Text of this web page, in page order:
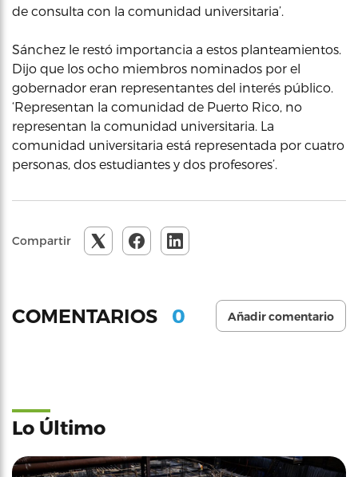
de consulta con la comunidad universitaria’.
Sánchez le restó importancia a estos planteamientos.
Dijo que los ocho miembros nominados por el
gobernador eran representantes del interés público.
‘Representan la comunidad de Puerto Rico, no
representan la comunidad universitaria. La
comunidad universitaria está representada por cuatro
personas, dos estudiantes y dos profesores’.
Compartir
COMENTARIOS 0 Añadir comentario
Lo Último